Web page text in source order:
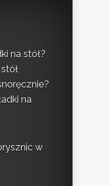
na stół?
na
w